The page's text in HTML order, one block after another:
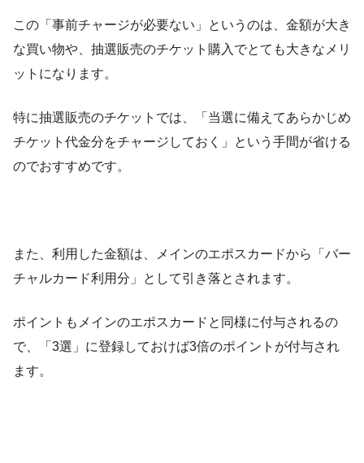
この「事前チャージが必要ない」というのは、金額が大き
な買い物や、抽選販売のチケット購入でとても大きなメリ
ットになります。
特に抽選販売のチケットでは、「当選に備えてあらかじめ
チケット代金分をチャージしておく」という手間が省ける
のでおすすめです。
また、利用した金額は、メインのエポスカードから「バー
チャルカード利用分」として引き落とされます。
ポイントもメインのエポスカードと同様に付与されるの
で、「3選」に登録しておけば3倍のポイントが付与され
ます。